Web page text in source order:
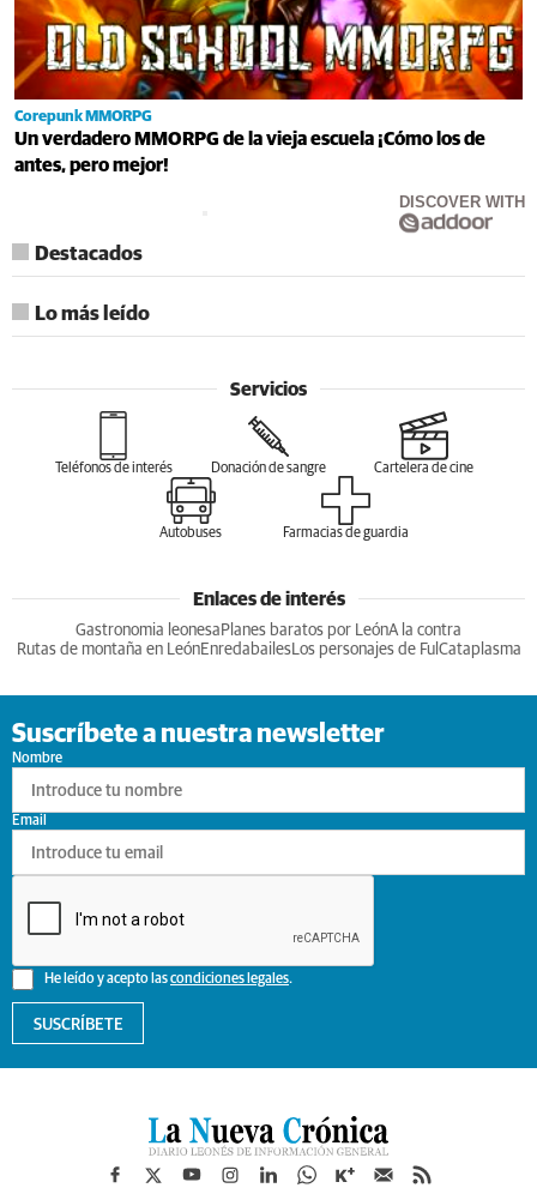
Corepunk MMORPG
Un verdadero MMORPG de la vieja escuela ¡Cómo los de
antes, pero mejor!
DISCOVER WITH
Destacados
Lo más leído
Servicios
Teléfonos de interés Donación de sangre Cartelera de cine
Autobuses Farmacias de guardia
Enlaces de interés
Gastronomia leonesa Planes baratos por LeónA la contra
Rutas de montaña en LeónEnredabailesLos personajes de Ful Cataplasma
Suscríbete a nuestra newsletter
Nombre
He leído y acepto lascondiciones legales.
Email
SUSCRÍBETE